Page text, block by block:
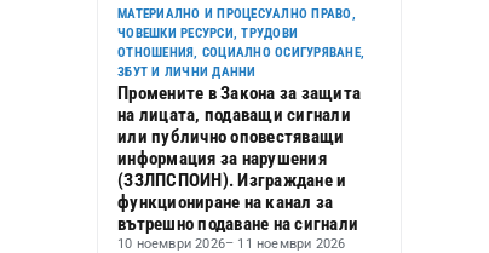
МАТЕРИАЛНО И ПРОЦЕСУАЛНО ПРАВО,
ЧОВЕШКИ РЕСУРСИ, ТРУДОВИ
ОТНОШЕНИЯ, СОЦИАЛНО ОСИГУРЯВАНЕ,
ЗБУТ И ЛИЧНИ ДАННИ
Промените в Закона за защита
на лицата, подаващи сигнали
или публично оповестяващи
информация за нарушения
(ЗЗЛПСПОИН). Изграждане и
функциониране на канал за
вътрешно подаване на сигнали
10 ноември 2026– 11 ноември 2026